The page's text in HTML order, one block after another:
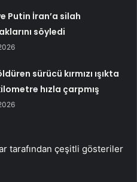
Putin İran’a silah
söyledi
sürücü kırmızı ışıkta
hızla çarpmış
tarafından çeşitli gösteriler